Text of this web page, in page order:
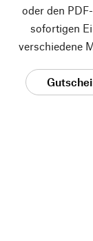
oder den
sofortigen
verschiedene